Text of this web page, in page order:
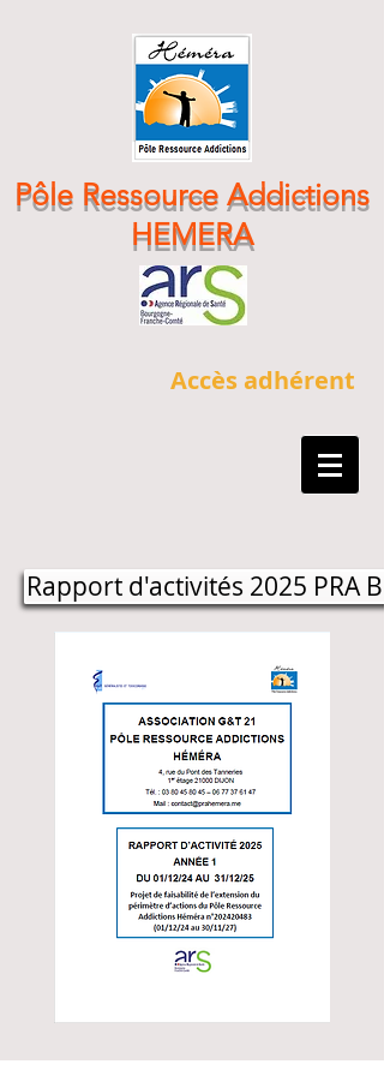
Pôle Ressource Addictions
HEMERA
Accès adhérent
Rapport d'activités 2025 PRA